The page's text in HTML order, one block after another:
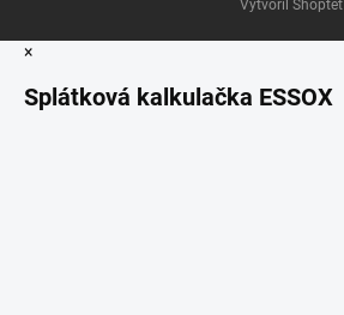
Vytvořil Shoptet
×
Splátková kalkulačka ESSOX